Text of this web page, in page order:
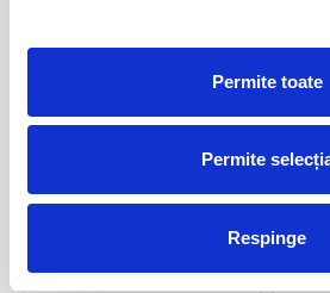
Permite toate
Permite
Respinge
PRODUSE